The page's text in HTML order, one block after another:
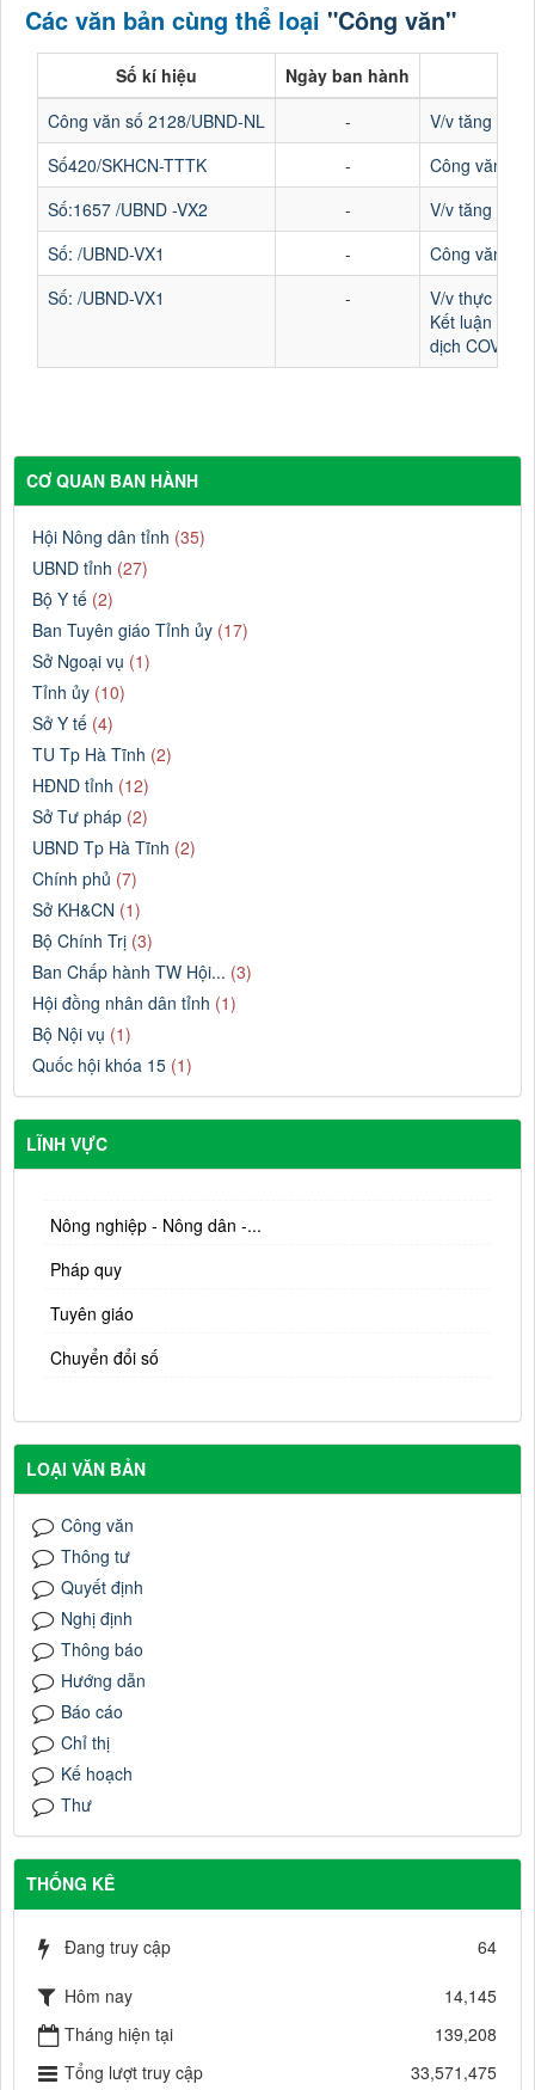
Các văn bản cùng thể loại "Công văn"
Số kí hiệu
Ngày ban hành
Công văn số 2128/UBND-NL
-
V/v tăng
Số420/SKHCN-TTTK
-
Công văn Số
Số:1657 /UBND -VX2
-
V/v tăng
Số: /UBND-VX1
-
Công văn V/
Số: /UBND-VX1
-
V/v thực
Kết luận của
dịch COVID-
CƠ QUAN BAN HÀNH
Hội Nông dân tỉnh (35)
UBND tỉnh (27)
Bộ Y tế (2)
Ban Tuyên giáo Tỉnh ủy (17)
Sở Ngoại vụ (1)
Tỉnh ủy (10)
Sở Y tế (4)
TU Tp Hà Tĩnh (2)
HĐND tỉnh (12)
Sở Tư pháp (2)
UBND Tp Hà Tĩnh (2)
Chính phủ (7)
Sở KH&CN (1)
Bộ Chính Trị (3)
Ban Chấp hành TW Hội... (3)
Hội đồng nhân dân tỉnh (1)
Bộ Nội vụ (1)
Quốc hội khóa 15 (1)
LĨNH VỰC
Nông nghiệp - Nông dân -...
Pháp quy
Tuyên giáo
Chuyển đổi số
LOẠI VĂN BẢN
Công văn
Thông tư
Quyết định
Nghị định
Thông báo
Hướng dẫn
Báo cáo
Chỉ thị
Kế hoạch
Thư
THỐNG KÊ
Đang truy cập 64
Hôm nay
14,145
Tháng hiện tại
139,208
Tổng lượt truy cập
33,571,475